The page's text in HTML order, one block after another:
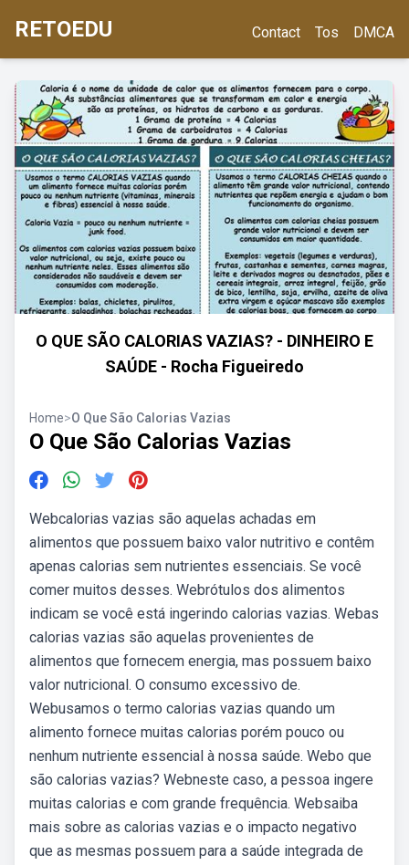
RETOEDU Contact Tos DMCA
O QUE SÃO CALORIAS VAZIAS? - DINHEIRO E
SAÚDE - Rocha Figueiredo
Home>O Que São Calorias Vazias
O Que São Calorias Vazias
Webcalorias vazias são aquelas achadas em
alimentos que possuem baixo valor nutritivo e contêm
apenas calorias sem nutrientes essenciais. Se você
comer muitos desses. Webrótulos dos alimentos
indicam se você está ingerindo calorias vazias. Webas
calorias vazias são aquelas provenientes de
alimentos que fornecem energia, mas possuem baixo
valor nutricional. O consumo excessivo de.
Webusamos o termo calorias vazias quando um
alimento fornece muitas calorias porém pouco ou
nenhum nutriente essencial à nossa saúde. Webo que
são calorias vazias? Webneste caso, a pessoa ingere
muitas calorias e com grande frequência. Websaiba
mais sobre as calorias vazias e o impacto negativo
que as mesmas possuem para a saúde integrada de